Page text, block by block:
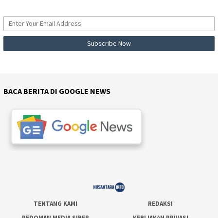
BACA BERITA DI GOOGLE NEWS
TENTANG KAMI
REDAKSI